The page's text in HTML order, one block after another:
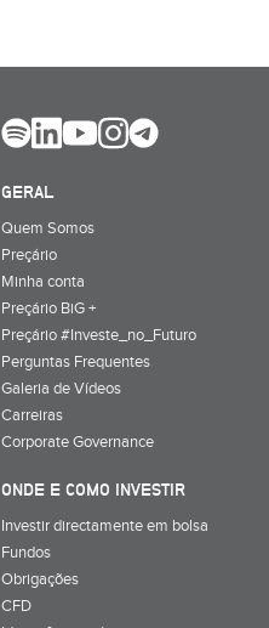
GERAL
Quem Somos
Preçário
Minha conta
Preçário BiG +
Preçário #Investe_no_Futuro
Perguntas Frequentes
Galeria de Vídeos
Carreiras
Corporate Governance
ONDE E COMO INVESTIR
Investir directamente em bolsa
Fundos
Obrigações
CFD